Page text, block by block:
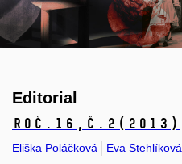
Editorial
Roč.16, č.2 (2013)
Eliška Poláčková Eva Stehlíková